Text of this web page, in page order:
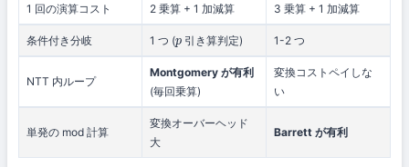
1 回の演算コスト 2 乗算 + 1 加減算 3 乗算 + 1 加減算
条件付き分岐 1 つ (p 引き算判定) 1-2 つ
NTT 内ループ
Montgomery が有利
(毎回乗算)
変換コストペイしな
い
単発の mod 計算
変換オーバーヘッド
大
Barrett が有利